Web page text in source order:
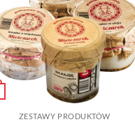
ZESTAWY PRODUKTÓW